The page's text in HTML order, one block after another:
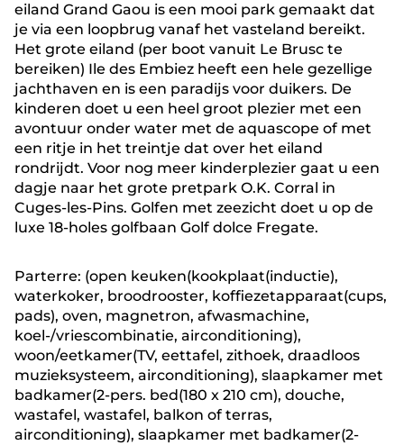
eiland Grand Gaou is een mooi park gemaakt dat
je via een loopbrug vanaf het vasteland bereikt.
Het grote eiland (per boot vanuit Le Brusc te
bereiken) Ile des Embiez heeft een hele gezellige
jachthaven en is een paradijs voor duikers. De
kinderen doet u een heel groot plezier met een
avontuur onder water met de aquascope of met
een ritje in het treintje dat over het eiland
rondrijdt. Voor nog meer kinderplezier gaat u een
dagje naar het grote pretpark O.K. Corral in
Cuges-les-Pins. Golfen met zeezicht doet u op de
luxe 18-holes golfbaan Golf dolce Fregate.
Parterre: (open keuken(kookplaat(inductie),
waterkoker, broodrooster, koffiezetapparaat(cups,
pads), oven, magnetron, afwasmachine,
koel-/vriescombinatie, airconditioning),
woon/eetkamer(TV, eettafel, zithoek, draadloos
muzieksysteem, airconditioning), slaapkamer met
badkamer(2-pers. bed(180 x 210 cm), douche,
wastafel, wastafel, balkon of terras,
airconditioning), slaapkamer met badkamer(2-